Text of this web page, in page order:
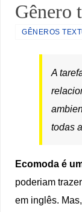
Gênero
GÊNEROS
A
todas
Ecomoda é
poderiam
em inglês.